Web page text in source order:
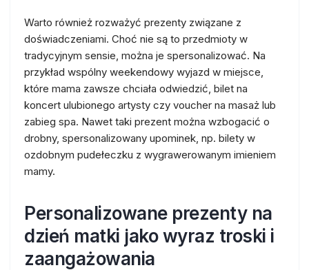
Warto również rozważyć prezenty związane z
doświadczeniami. Choć nie są to przedmioty w
tradycyjnym sensie, można je spersonalizować. Na
przykład wspólny weekendowy wyjazd w miejsce,
które mama zawsze chciała odwiedzić, bilet na
koncert ulubionego artysty czy voucher na masaż lub
zabieg spa. Nawet taki prezent można wzbogacić o
drobny, spersonalizowany upominek, np. bilety w
ozdobnym pudełeczku z wygrawerowanym imieniem
mamy.
Personalizowane prezenty na
dzień matki jako wyraz troski i
zaangażowania